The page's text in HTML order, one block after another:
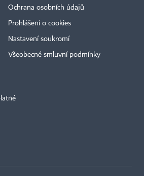
Ochrana osobních údajů
Prohlášení o cookies
Nastavení soukromí
Všeobecné smluvní podmínky